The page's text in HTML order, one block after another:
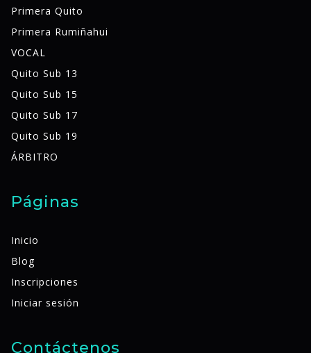
Primera Quito
Primera Rumiñahui
VOCAL
Quito Sub 13
Quito Sub 15
Quito Sub 17
Quito Sub 19
ÁRBITRO
Páginas
Inicio
Blog
Inscripciones
Iniciar sesión
Contáctenos